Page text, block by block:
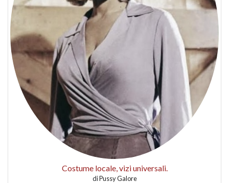
Costume locale, vizi universali.
diPussy Galore